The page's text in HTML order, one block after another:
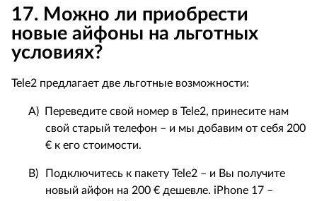
17. Можно ли приобрести
новые айфоны на льготных
условиях?
Tele2 предлагает две льготные возможности:
A) Переведите свой номер в Tele2, принесите нам
свой старый телефон – и мы добавим от себя 200
€ к его стоимости.
B) Подключитесь к пакету Tele2 – и Вы получите
новый айфон на 200 € дешевле. iPhone 17 –